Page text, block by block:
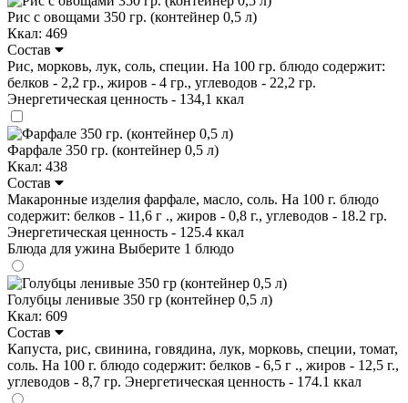
Рис с овощами 350 гр. (контейнер 0,5 л)
Ккал: 469
Состав
Рис, морковь, лук, соль, специи. На 100 гр. блюдо содержит:
белков - 2,2 гр., жиров - 4 гр., углеводов - 22,2 гр.
Энергетическая ценность - 134,1 ккал
Фарфале 350 гр. (контейнер 0,5 л)
Ккал: 438
Состав
Макаронные изделия фарфале, масло, соль. На 100 г. блюдо
содержит: белков - 11,6 г ., жиров - 0,8 г., углеводов - 18.2 гр.
Энергетическая ценность - 125.4 ккал
Блюда для ужина Выберите 1 блюдо
Голубцы ленивые 350 гр (контейнер 0,5 л)
Ккал: 609
Состав
Капуста, рис, свинина, говядина, лук, морковь, специи, томат,
соль. На 100 г. блюдо содержит: белков - 6,5 г ., жиров - 12,5 г.,
углеводов - 8,7 гр. Энергетическая ценность - 174.1 ккал